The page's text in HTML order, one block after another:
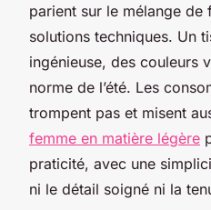
parient sur le mélange de
solutions techniques. Un
ingénieuse, des couleurs
norme de l’été. Les
trompent pas et misent
femme en matière légère
praticité, avec une
ni le détail soigné ni la